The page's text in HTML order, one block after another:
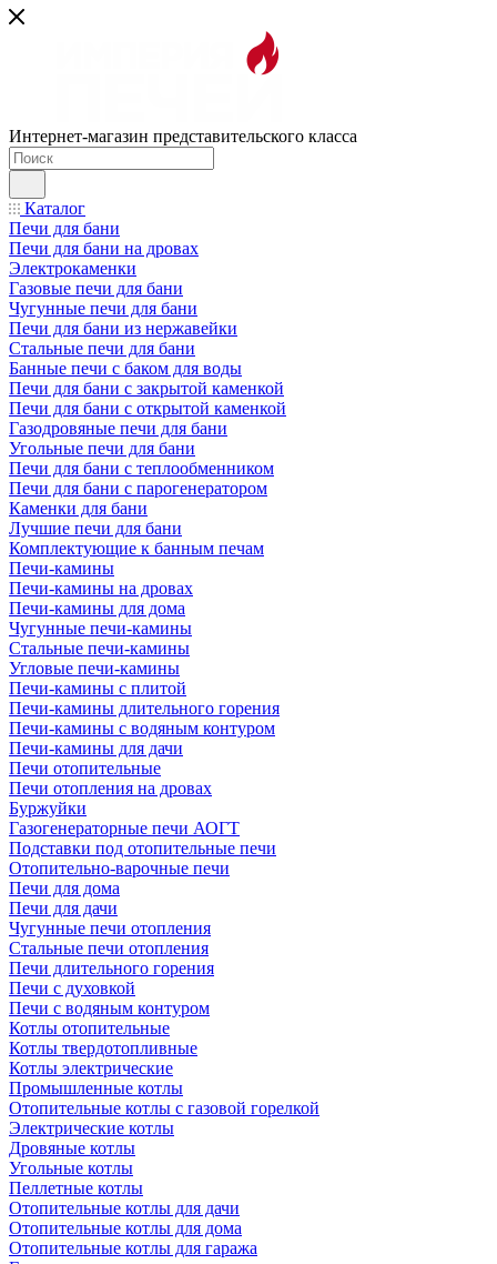
Интернет-магазин представительского класса
Каталог
Печи для бани
Печи для бани на дровах
Электрокаменки
Газовые печи для бани
Чугунные печи для бани
Печи для бани из нержавейки
Стальные печи для бани
Банные печи с баком для воды
Печи для бани с закрытой каменкой
Печи для бани с открытой каменкой
Газодровяные печи для бани
Угольные печи для бани
Печи для бани с теплообменником
Печи для бани с парогенератором
Каменки для бани
Лучшие печи для бани
Комплектующие к банным печам
Печи-камины
Печи-камины на дровах
Печи-камины для дома
Чугунные печи-камины
Стальные печи-камины
Угловые печи-камины
Печи-камины с плитой
Печи-камины длительного горения
Печи-камины с водяным контуром
Печи-камины для дачи
Печи отопительные
Печи отопления на дровах
Буржуйки
Газогенераторные печи АОГТ
Подставки под отопительные печи
Отопительно-варочные печи
Печи для дома
Печи для дачи
Чугунные печи отопления
Стальные печи отопления
Печи длительного горения
Печи с духовкой
Печи с водяным контуром
Котлы отопительные
Котлы твердотопливные
Котлы электрические
Промышленные котлы
Отопительные котлы с газовой горелкой
Электрические котлы
Дровяные котлы
Угольные котлы
Пеллетные котлы
Отопительные котлы для дачи
Отопительные котлы для дома
Отопительные котлы для гаража